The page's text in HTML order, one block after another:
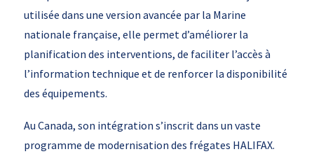
utilisée dans une version avancée par la Marine
nationale française, elle permet d’améliorer la
planification des interventions, de faciliter l’accès à
l’information technique et de renforcer la disponibilité
des équipements.
Au Canada, son intégration s’inscrit dans un vaste
programme de modernisation des frégates HALIFAX.